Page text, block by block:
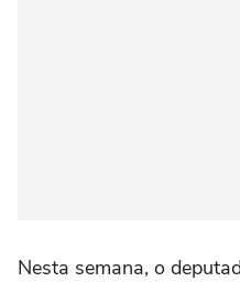
Nesta semana, o